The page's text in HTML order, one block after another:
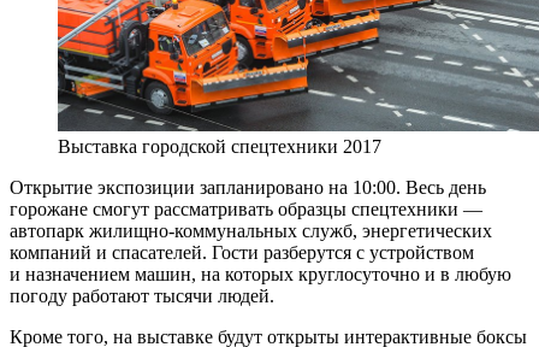
Выставка городской спецтехники 2017
Открытие экспозиции запланировано на 10:00. Весь день
горожане смогут рассматривать образцы спецтехники —
автопарк жилищно-коммунальных служб, энергетических
компаний и спасателей. Гости разберутся с устройством
и назначением машин, на которых круглосуточно и в любую
погоду работают тысячи людей.
Кроме того, на выставке будут открыты интерактивные боксы